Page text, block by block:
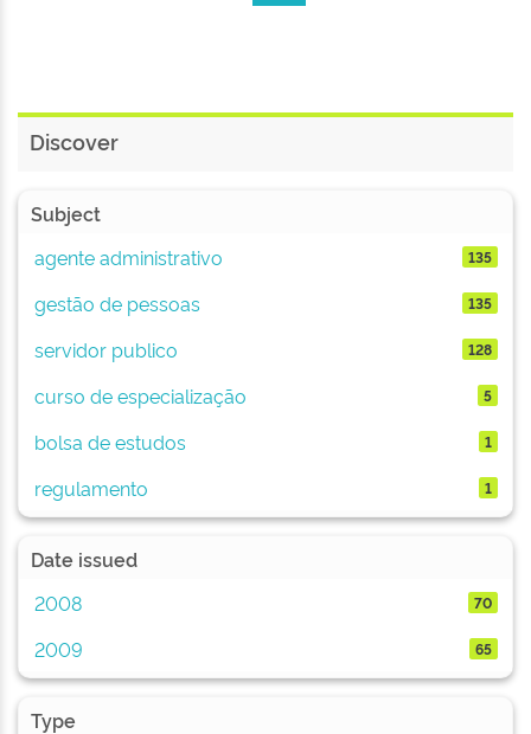
Discover
Subject
agente administrativo
135
gestão de pessoas 135
servidor publico 128
curso de especialização 5
bolsa de estudos 1
regulamento 1
Date issued
2008
70
2009 65
Type